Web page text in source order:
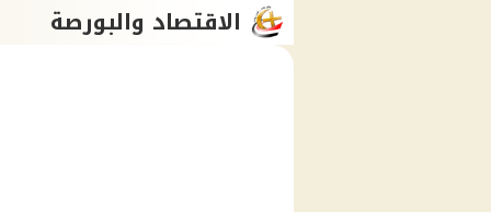
الاقتصاد والبورصة